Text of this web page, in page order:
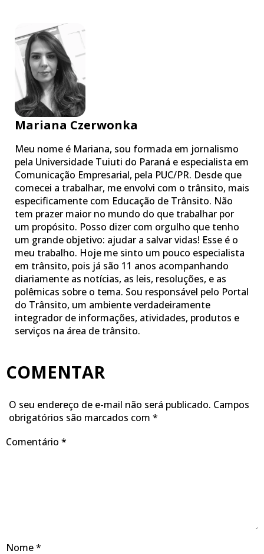
Mariana Czerwonka
Meu nome é Mariana, sou formada em jornalismo
pela Universidade Tuiuti do Paraná e especialista em
Comunicação Empresarial, pela PUC/PR. Desde que
comecei a trabalhar, me envolvi com o trânsito, mais
especificamente com Educação de Trânsito. Não
tem prazer maior no mundo do que trabalhar por
um propósito. Posso dizer com orgulho que tenho
um grande objetivo: ajudar a salvar vidas! Esse é o
meu trabalho. Hoje me sinto um pouco especialista
em trânsito, pois já são 11 anos acompanhando
diariamente as notícias, as leis, resoluções, e as
polêmicas sobre o tema. Sou responsável pelo Portal
do Trânsito, um ambiente verdadeiramente
integrador de informações, atividades, produtos e
serviços na área de trânsito.
COMENTAR
O seu endereço de e-mail não será publicado. Campos
obrigatórios são marcados com *
Comentário *
Nome*